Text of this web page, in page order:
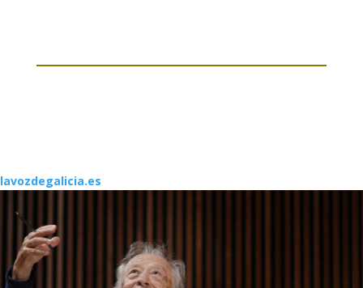
lavozdegalicia.es